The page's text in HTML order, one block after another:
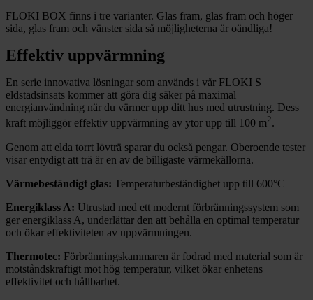
FLOKI BOX finns i tre varianter. Glas fram, glas fram och höger
sida, glas fram och vänster sida så möjligheterna är oändliga!
Effektiv uppvärmning
En serie innovativa lösningar som används i vår FLOKI S
eldstadsinsats kommer att göra dig säker på maximal
energianvändning när du värmer upp ditt hus med utrustning. Dess
kraft möjliggör effektiv uppvärmning av ytor upp till 100 m2.
Genom att elda torrt lövträ sparar du också pengar. Oberoende tester
visar entydigt att trä är en av de billigaste värmekällorna.
Värmebeständigt glas: Temperaturbeständighet upp till 600°C
Energiklass A: Utrustad med ett modernt förbränningssystem som
ger energiklass A, underlättar den att behålla en optimal temperatur
och ökar effektiviteten av uppvärmningen.
Thermotec: Förbränningskammaren är fodrad med material som är
motståndskraftigt mot hög temperatur, vilket ökar enhetens
effektivitet och hållbarhet.